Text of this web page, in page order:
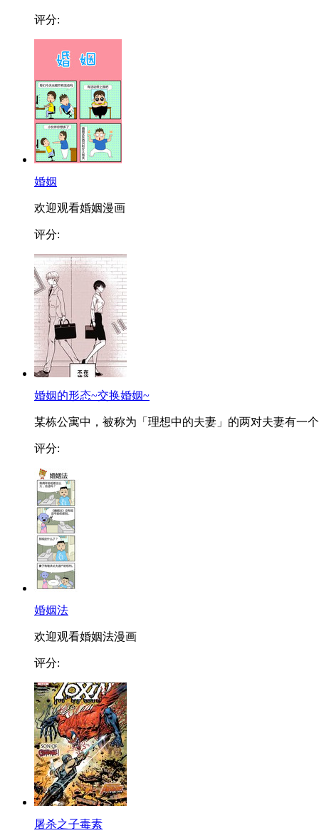
评分:
婚姻
欢迎观看婚姻漫画
评分:
婚姻的形态~交换婚姻~
某栋公寓中，被称为「理想中的夫妻」的两对夫妻有一
评分:
婚姻法
欢迎观看婚姻法漫画
评分:
屠杀之子毒素